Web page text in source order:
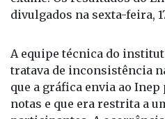
divulgados na sexta-feira,
A equipe técnica do
tratava de inconsistência
que a gráfica envia ao
notas e que era restrita a